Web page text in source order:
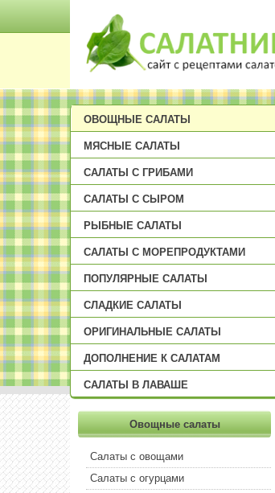
ОВОЩНЫЕ САЛАТЫ
МЯСНЫЕ САЛАТЫ
САЛАТЫ С ГРИБАМИ
САЛАТЫ С СЫРОМ
РЫБНЫЕ САЛАТЫ
САЛАТЫ С МОРЕПРОДУКТАМИ
ПОПУЛЯРНЫЕ САЛАТЫ
СЛАДКИЕ САЛАТЫ
ОРИГИНАЛЬНЫЕ САЛАТЫ
ДОПОЛНЕНИЕ К САЛАТАМ
САЛАТЫ В ЛАВАШЕ
Овощные салаты
Салаты с овощами
Салаты с огурцами